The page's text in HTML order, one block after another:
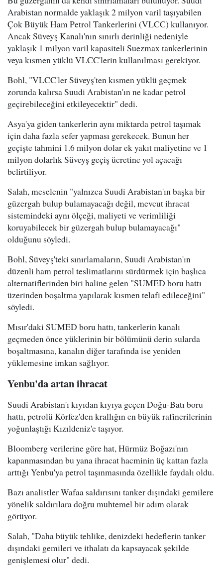
Arabistan normalde yaklaşık 2 milyon varil taşıyabilen
Çok Büyük Ham Petrol Tankerlerini (VLCC) kullanıyor.
Ancak Süveyş Kanalı'nın sınırlı derinliği nedeniyle
yaklaşık 1 milyon varil kapasiteli Suezmax tankerlerinin
veya kısmen yüklü VLCC'lerin kullanılması gerekiyor.
Bohl, "VLCC'ler Süveyş'ten kısmen yüklü geçmek
zorunda kalırsa Suudi Arabistan'ın ne kadar petrol
geçirebileceğini etkileyecektir" dedi.
Asya'ya giden tankerlerin aynı miktarda petrol taşımak
için daha fazla sefer yapması gerekecek. Bunun her
geçişte tahmini 1.6 milyon dolar ek yakıt maliyetine ve 1
milyon dolarlık Süveyş geçiş ücretine yol açacağı
belirtiliyor.
Salah, meselenin "yalnızca Suudi Arabistan'ın başka bir
güzergah bulup bulamayacağı değil, mevcut ihracat
sistemindeki aynı ölçeği, maliyeti ve verimliliği
koruyabilecek bir güzergah bulup bulamayacağı"
olduğunu söyledi.
Bohl, Süveyş'teki sınırlamaların, Suudi Arabistan'ın
düzenli ham petrol teslimatlarını sürdürmek için başlıca
alternatiflerinden biri haline gelen "SUMED boru hattı
üzerinden boşaltma yapılarak kısmen telafi edileceğini"
söyledi.
Mısır'daki SUMED boru hattı, tankerlerin kanalı
geçmeden önce yüklerinin bir bölümünü derin sularda
boşaltmasına, kanalın diğer tarafında ise yeniden
yüklemesine imkan sağlıyor.
Yenbu'da artan ihracat
Suudi Arabistan'ı kıyıdan kıyıya geçen Doğu-Batı boru
hattı, petrolü Körfez'den krallığın en büyük rafinerilerinin
yoğunlaştığı Kızıldeniz'e taşıyor.
Bloomberg verilerine göre hat, Hürmüz Boğazı'nın
kapanmasından bu yana ihracat hacminin üç kattan fazla
arttığı Yenbu'ya petrol taşınmasında özellikle faydalı oldu.
Bazı analistler Wafaa saldırısını tanker dışındaki gemilere
yönelik saldırılara doğru muhtemel bir adım olarak
görüyor.
Salah, "Daha büyük tehlike, denizdeki hedeflerin tanker
dışındaki gemileri ve ithalatı da kapsayacak şekilde
genişlemesi olur" dedi.